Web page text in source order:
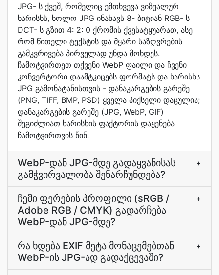
JPG- ს ქვეშ, რომელიც ემთხვევა ვიზუალურ
ხარისხს, ხოლო JPG ინახავს 8- ბიტიან RGB- ს
DCT- ს გზით 4: 2: 0 ქრომის ქვესატყუარათ, ასე
რომ წითელი ტექსტის და მყარი საზღვრების
გამკვრივება პირველად უნდა მოხდეს.
ჩამოტვირთეთ თქვენი WebP ფაილი და ჩვენი
კონვერტორი დაამტკიცებს ფორმატს და ხარისხს
JPG გამონატანისთვის - დანაკარგების გარეშე
(PNG, TIFF, BMP, PSD) ყველა პიქსელი დაცულია;
დანაკარგების გარეშე (JPG, WebP, GIF)
შეგიძლიათ ხარისხის ფაქტორის დაყენება
ჩამოტვირთვის წინ.
WebP-დან JPG-მდე გადაყვანისას
გამჭვირვალობა შენარჩუნდება?
+
ჩემი ფერების პროფილი (sRGB /
Adobe RGB / CMYK) გადარჩება
WebP-დან JPG-მდე?
+
რა ხდება EXIF მეტა მონაცემებთან
WebP-ის JPG-ად გადაქცევაში?
+